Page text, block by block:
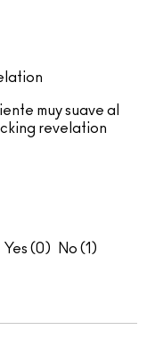
muy suave al
revelation
0 1